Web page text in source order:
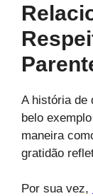
A história de
belo
maneira
gratidão
Por sua vez,